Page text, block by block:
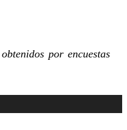
por encuestas